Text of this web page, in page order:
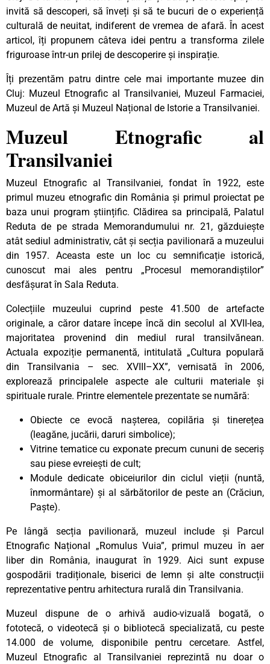
invită să descoperi, să înveți și să te bucuri de o experiență
culturală de neuitat, indiferent de vremea de afară. În acest
articol, îți propunem câteva idei pentru a transforma zilele
friguroase într-un prilej de descoperire și inspirație.
Îți prezentăm patru dintre cele mai importante muzee din
Cluj: Muzeul Etnografic al Transilvaniei, Muzeul Farmaciei,
Muzeul de Artă și Muzeul Național de Istorie a Transilvaniei.
Muzeul Etnografic al
Transilvaniei
Muzeul Etnografic al Transilvaniei, fondat în 1922, este
primul muzeu etnografic din România și primul proiectat pe
baza unui program științific. Clădirea sa principală, Palatul
Reduta de pe strada Memorandumului nr. 21, găzduiește
atât sediul administrativ, cât și secția pavilionară a muzeului
din 1957. Aceasta este un loc cu semnificație istorică,
cunoscut mai ales pentru „Procesul memorandiștilor”
desfășurat în Sala Reduta.
Colecțiile muzeului cuprind peste 41.500 de artefacte
originale, a căror datare începe încă din secolul al XVII-lea,
majoritatea provenind din mediul rural transilvănean.
Actuala expoziție permanentă, intitulată „Cultura populară
din Transilvania – sec. XVIII–XX”, vernisată în 2006,
explorează principalele aspecte ale culturii materiale și
spirituale rurale. Printre elementele prezentate se numără:
Obiecte ce evocă nașterea, copilăria și tinerețea
(leagăne, jucării, daruri simbolice);
Vitrine tematice cu exponate precum cununi de seceriș
sau piese evreiești de cult;
Module dedicate obiceiurilor din ciclul vieții (nuntă,
înmormântare) și al sărbătorilor de peste an (Crăciun,
Paște).
Pe lângă secția pavilionară, muzeul include și Parcul
Etnografic Național „Romulus Vuia”, primul muzeu în aer
liber din România, inaugurat în 1929. Aici sunt expuse
gospodării tradiționale, biserici de lemn și alte construcții
reprezentative pentru arhitectura rurală din Transilvania.
Muzeul dispune de o arhivă audio-vizuală bogată, o
fototecă, o videotecă și o bibliotecă specializată, cu peste
14.000 de volume, disponibile pentru cercetare. Astfel,
Muzeul Etnografic al Transilvaniei reprezintă nu doar o